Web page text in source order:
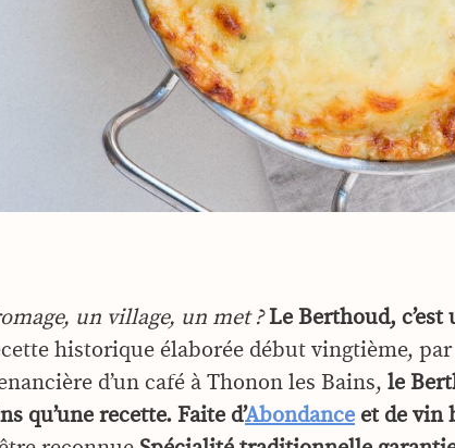
un village, un met ? Le Berthoud,
historique élaborée début vingtième,
d’un café à Thonon les Bains, le
qu’une recette. Faite d’Abondance et de vin